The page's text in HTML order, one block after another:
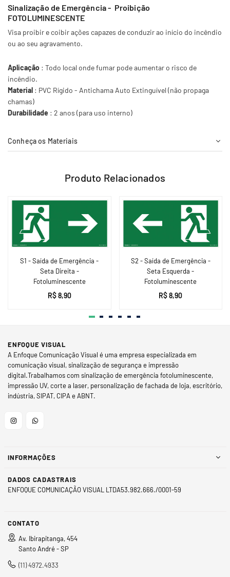
Sinalização de Emergência - Proibição
FOTOLUMINESCENTE
Visa proibir e coibir ações capazes de conduzir ao início do incêndio
ou ao seu agravamento.
Aplicação : Todo local onde fumar pode aumentar o risco de
incêndio.
Material : PVC Rígido - Antichama Auto Extinguível (não propaga
chamas)
Durabilidade : 2 anos (para uso interno)
Conheça os Materiais
Produto Relacionados
S1 - Saída de Emergência -
Seta Direita -
Fotoluminescente
R$ 8,90
S2 - Saída de Emergência -
Seta Esquerda -
Fotoluminescente
R$ 8,90
ENFOQUE VISUAL
A Enfoque Comunicação Visual é uma empresa especializada em
comunicação visual, sinalização de segurança e impressão
digital.Trabalhamos com sinalização de emergência fotoluminescente,
impressão UV, corte a laser, personalização de fachada de loja, escritório,
indústria, SIPAT, CIPA e ABNT.
InstagramWhatsapp
INFORMAÇÕES
DADOS CADASTRAIS
ENFOQUE COMUNICAÇÃO VISUAL LTDA53.982.666./0001-59
CONTATO
Av. Ibirapitanga, 454
Santo André - SP
(11) 4972.4933